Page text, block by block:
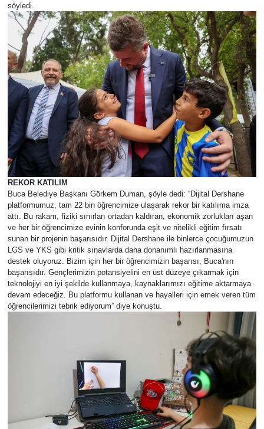
söyledi.
REKOR KATILIM
Buca Belediye Başkanı Görkem Duman, şöyle dedi: “Dijital Dershane
platformumuz, tam 22 bin öğrencimize ulaşarak rekor bir katılıma imza
attı. Bu rakam, fiziki sınırları ortadan kaldıran, ekonomik zorlukları aşan
ve her bir öğrencimize evinin konforunda eşit ve nitelikli eğitim fırsatı
sunan bir projenin başarısıdır. Dijital Dershane ile binlerce çocuğumuzun
LGS ve YKS gibi kritik sınavlarda daha donanımlı hazırlanmasına
destek oluyoruz. Bizim için her bir öğrencimizin başarısı, Buca'nın
başarısıdır. Gençlerimizin potansiyelini en üst düzeye çıkarmak için
teknolojiyi en iyi şekilde kullanmaya, kaynaklarımızı eğitime aktarmaya
devam edeceğiz. Bu platformu kullanan ve hayalleri için emek veren tüm
öğrencilerimizi tebrik ediyorum” diye konuştu.